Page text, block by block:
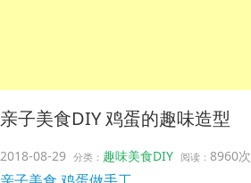
亲子美食DIY 鸡蛋的趣味造型
2018-08-29 分类： 趣味美食DIY 阅读： 8960次